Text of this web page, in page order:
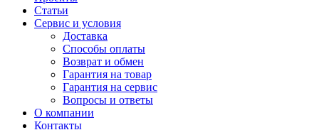
Статьи
Сервис и условия
Доставка
Способы оплаты
Возврат и обмен
Гарантия на товар
Гарантия на сервис
Вопросы и ответы
О компании
Контакты